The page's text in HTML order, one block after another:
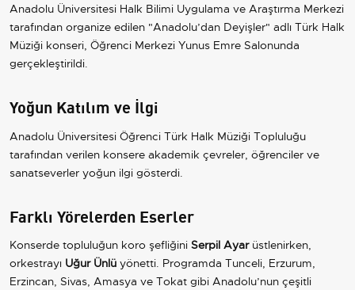
Anadolu Üniversitesi Halk Bilimi Uygulama ve Araştırma Merkezi
tarafından organize edilen "Anadolu’dan Deyişler" adlı Türk Halk
Müziği konseri, Öğrenci Merkezi Yunus Emre Salonunda
gerçekleştirildi.
Yoğun Katılım ve İlgi
Anadolu Üniversitesi Öğrenci Türk Halk Müziği Topluluğu
tarafından verilen konsere akademik çevreler, öğrenciler ve
sanatseverler yoğun ilgi gösterdi.
Farklı Yörelerden Eserler
Konserde topluluğun koro şefliğini Serpil Ayarüstlenirken,
orkestrayı Uğur Ünlü yönetti. Programda Tunceli, Erzurum,
Erzincan, Sivas, Amasya ve Tokat gibi Anadolu’nun çeşitli